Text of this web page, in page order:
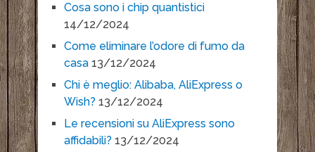
Cosa sono i chip quantistici
14/12/2024
Come eliminare l’odore di fumo da
casa 13/12/2024
Chi è meglio: Alibaba, AliExpress o
Wish? 13/12/2024
Le recensioni su AliExpress sono
affidabili? 13/12/2024